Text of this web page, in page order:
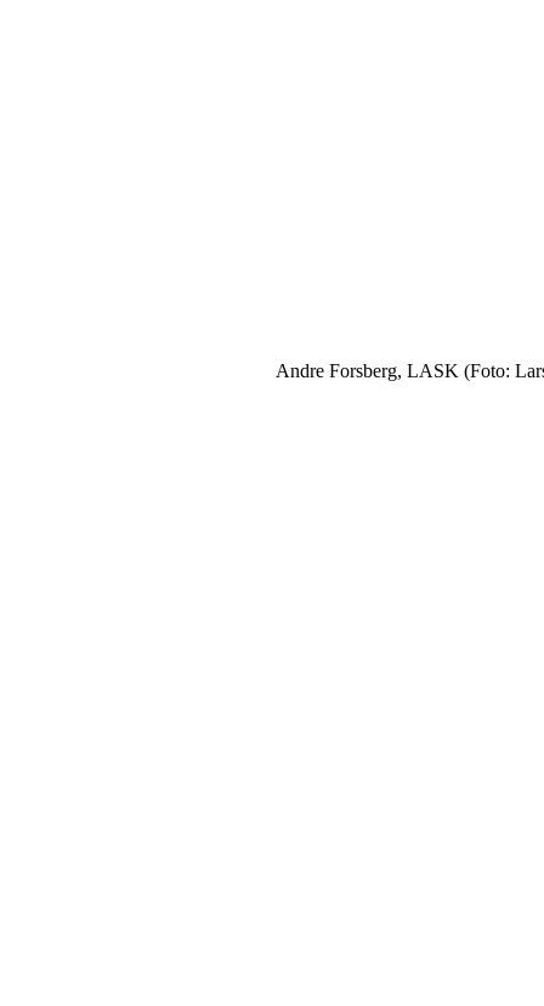
Andre Forsberg, LASK (Foto: